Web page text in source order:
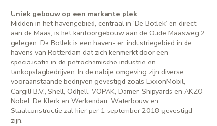
Uniek gebouw op een markante plek
Midden in het havengebied, centraal in ‘De Botlek’ en direct
aan de Maas, is het kantoorgebouw aan de Oude Maasweg 2
gelegen. De Botlek is een haven- en industriegebied in de
havens van Rotterdam dat zich kenmerkt door een
specialisatie in de petrochemische industrie en
tankopslagbedrijven. In de nabije omgeving zijn diverse
vooraanstaande bedrijven gevestigd zoals ExxonMobil,
Cargill B.V., Shell, Odfjell, VOPAK, Damen Shipyards en AKZO
Nobel. De Klerk en Werkendam Waterbouw en
Staalconstructie zal hier per 1 september 2018 gevestigd
zijn.